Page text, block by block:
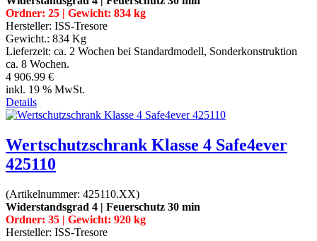
Ordner: 25 | Gewicht: 834 kg
Hersteller: ISS-Tresore
Gewicht.: 834 Kg
Lieferzeit: ca. 2 Wochen bei Standardmodell, Sonderkonstruktion
ca. 8 Wochen.
4 906.99 €
inkl. 19 % MwSt.
Details
Wertschutzschrank Klasse 4 Safe4ever
425110
(Artikelnummer: 425110.XX)
Widerstandsgrad 4 | Feuerschutz 30 min
Ordner: 35 | Gewicht: 920 kg
Hersteller: ISS-Tresore